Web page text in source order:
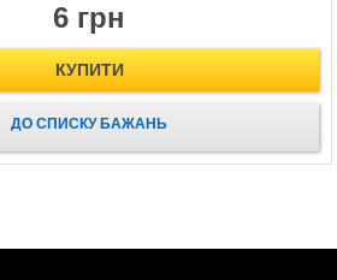
6 грн
КУПИТИ
ДО СПИСКУ БАЖАНЬ